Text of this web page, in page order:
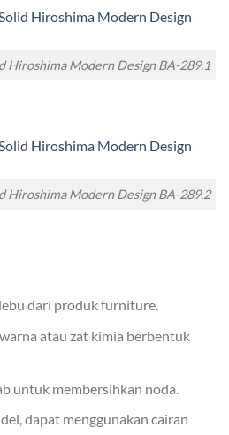
Hiroshima Modern Design BA-289.1
Hiroshima Modern Design BA-289.2
dari produk furniture.
atau zat kimia berbentuk
untuk membersihkan noda.
dapat menggunakan cairan